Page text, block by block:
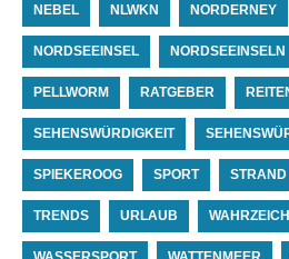
NEBEL NLWKN NORDERNEY
NORDSEEINSEL NORDSEEINSELN
PELLWORM RATGEBER
SEHENSWÜRDIGKEIT
SPIEKEROOG SPORT STRAND
TRENDS URLAUB